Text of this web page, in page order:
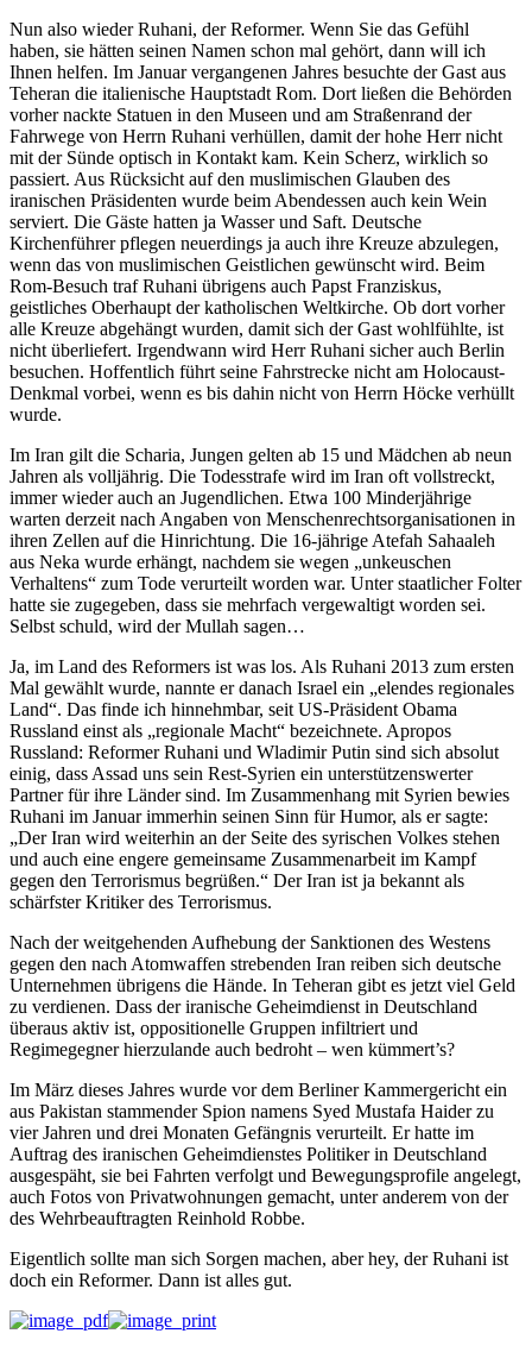
Nun also wieder Ruhani, der Reformer. Wenn Sie das Gefühl
haben, sie hätten seinen Namen schon mal gehört, dann will ich
Ihnen helfen. Im Januar vergangenen Jahres besuchte der Gast aus
Teheran die italienische Hauptstadt Rom. Dort ließen die Behörden
vorher nackte Statuen in den Museen und am Straßenrand der
Fahrwege von Herrn Ruhani verhüllen, damit der hohe Herr nicht
mit der Sünde optisch in Kontakt kam. Kein Scherz, wirklich so
passiert. Aus Rücksicht auf den muslimischen Glauben des
iranischen Präsidenten wurde beim Abendessen auch kein Wein
serviert. Die Gäste hatten ja Wasser und Saft. Deutsche
Kirchenführer pflegen neuerdings ja auch ihre Kreuze abzulegen,
wenn das von muslimischen Geistlichen gewünscht wird. Beim
Rom-Besuch traf Ruhani übrigens auch Papst Franziskus,
geistliches Oberhaupt der katholischen Weltkirche. Ob dort vorher
alle Kreuze abgehängt wurden, damit sich der Gast wohlfühlte, ist
nicht überliefert. Irgendwann wird Herr Ruhani sicher auch Berlin
besuchen. Hoffentlich führt seine Fahrstrecke nicht am Holocaust-
Denkmal vorbei, wenn es bis dahin nicht von Herrn Höcke verhüllt
wurde.
Im Iran gilt die Scharia, Jungen gelten ab 15 und Mädchen ab neun
Jahren als volljährig. Die Todesstrafe wird im Iran oft vollstreckt,
immer wieder auch an Jugendlichen. Etwa 100 Minderjährige
warten derzeit nach Angaben von Menschenrechtsorganisationen in
ihren Zellen auf die Hinrichtung. Die 16-jährige Atefah Sahaaleh
aus Neka wurde erhängt, nachdem sie wegen „unkeuschen
Verhaltens“ zum Tode verurteilt worden war. Unter staatlicher Folter
hatte sie zugegeben, dass sie mehrfach vergewaltigt worden sei.
Selbst schuld, wird der Mullah sagen…
Ja, im Land des Reformers ist was los. Als Ruhani 2013 zum ersten
Mal gewählt wurde, nannte er danach Israel ein „elendes regionales
Land“. Das finde ich hinnehmbar, seit US-Präsident Obama
Russland einst als „regionale Macht“ bezeichnete. Apropos
Russland: Reformer Ruhani und Wladimir Putin sind sich absolut
einig, dass Assad uns sein Rest-Syrien ein unterstützenswerter
Partner für ihre Länder sind. Im Zusammenhang mit Syrien bewies
Ruhani im Januar immerhin seinen Sinn für Humor, als er sagte:
„Der Iran wird weiterhin an der Seite des syrischen Volkes stehen
und auch eine engere gemeinsame Zusammenarbeit im Kampf
gegen den Terrorismus begrüßen.“ Der Iran ist ja bekannt als
schärfster Kritiker des Terrorismus.
Nach der weitgehenden Aufhebung der Sanktionen des Westens
gegen den nach Atomwaffen strebenden Iran reiben sich deutsche
Unternehmen übrigens die Hände. In Teheran gibt es jetzt viel Geld
zu verdienen. Dass der iranische Geheimdienst in Deutschland
überaus aktiv ist, oppositionelle Gruppen infiltriert und
Regimegegner hierzulande auch bedroht – wen kümmert’s?
Im März dieses Jahres wurde vor dem Berliner Kammergericht ein
aus Pakistan stammender Spion namens Syed Mustafa Haider zu
vier Jahren und drei Monaten Gefängnis verurteilt. Er hatte im
Auftrag des iranischen Geheimdienstes Politiker in Deutschland
ausgespäht, sie bei Fahrten verfolgt und Bewegungsprofile angelegt,
auch Fotos von Privatwohnungen gemacht, unter anderem von der
des Wehrbeauftragten Reinhold Robbe.
Eigentlich sollte man sich Sorgen machen, aber hey, der Ruhani ist
doch ein Reformer. Dann ist alles gut.